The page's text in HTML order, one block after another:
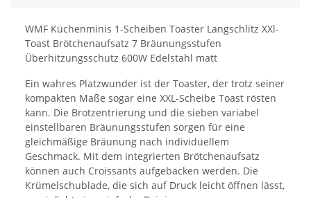
WMF Küchenminis 1-Scheiben Toaster Langschlitz XXl-
Toast Brötchenaufsatz 7 Bräunungsstufen
Überhitzungsschutz 600W Edelstahl matt
Ein wahres Platzwunder ist der Toaster, der trotz seiner
kompakten Maße sogar eine XXL-Scheibe Toast rösten
kann. Die Brotzentrierung und die sieben variabel
einstellbaren Bräunungsstufen sorgen für eine
gleichmäßige Bräunung nach individuellem
Geschmack. Mit dem integrierten Brötchenaufsatz
können auch Croissants aufgebacken werden. Die
Krümelschublade, die sich auf Druck leicht öffnen lässt,